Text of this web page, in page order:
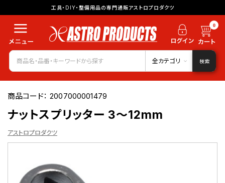
工具・DIY・整備用品の専門通販アストロプロダクツ
0
全カテゴリ 検索
商品コード：2007000001479
ナットスプリッター 3～12mm
アストロプロダクツ